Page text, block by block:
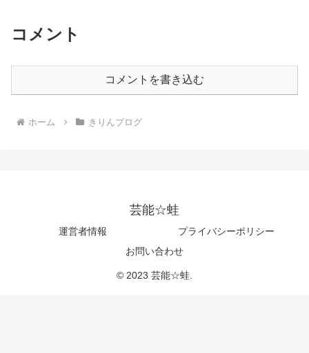
コメント
コメントを書き込む
ホーム きりんブログ
芸能☆蛙
運営者情報
プライバシーポリシー
お問い合わせ
© 2023 芸能☆蛙.